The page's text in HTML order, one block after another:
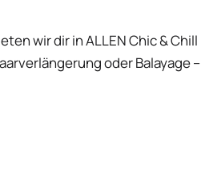
wir dir in ALLEN Chic & Chill
oder Balayage –